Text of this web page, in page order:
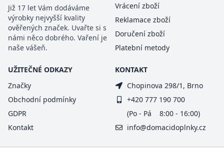
Již 17 let Vám dodáváme
výrobky nejvyšší kvality
ověřených značek. Uvařte si s
námi něco dobrého. Vaření je
naše vášeň.
Vrácení zboží
Reklamace zboží
Doručení zboží
Platební metody
UŽITEČNÉ ODKAZY
Značky
Obchodní podmínky
GDPR
Kontakt
KONTAKT
Chopinova 298/1, Brno
+420 777 190 700
(Po - Pá 8:00 - 16:00)
info@domacidoplnky.cz